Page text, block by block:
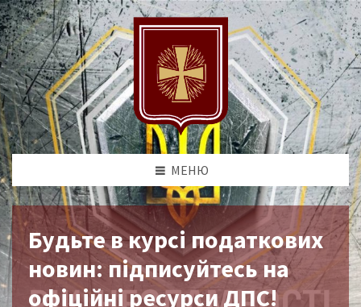
МЕНЮ
Будьте в курсі податкових
новин: підписуйтесь на
офіційні ресурси ДПС!